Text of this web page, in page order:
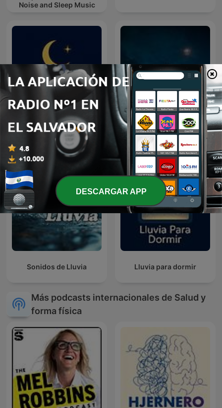
Noise and Sleep Music
Sonidos para Dormir Sons para Dormir
Sonidos de Lluvia Lluvia para dormir
Más podcasts internacionales de Salud y
forma física
DESCARGAR APP